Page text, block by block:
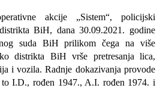
akcije „Sistem“, policijski
BiH, dana 30.09.2021. godine
suda BiH prilikom čega na više
distrikta BiH vrše pretresanja lica,
i vozila. Radnje dokazivanja provode
I.D., rođen 1947., A.I. rođen 1974. i